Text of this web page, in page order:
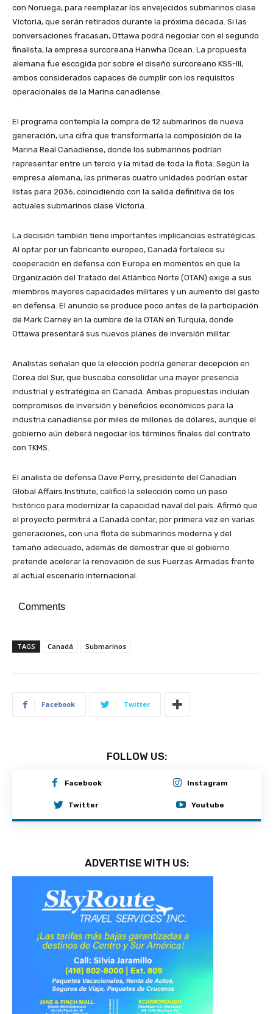
con Noruega, para reemplazar los envejecidos submarinos clase
Victoria, que serán retirados durante la próxima década. Si las
conversaciones fracasan, Ottawa podrá negociar con el segundo
finalista, la empresa surcoreana Hanwha Ocean. La propuesta
alemana fue escogida por sobre el diseño surcoreano KSS-III,
ambos considerados capaces de cumplir con los requisitos
operacionales de la Marina canadiense.
El programa contempla la compra de 12 submarinos de nueva
generación, una cifra que transformaría la composición de la
Marina Real Canadiense, donde los submarinos podrían
representar entre un tercio y la mitad de toda la flota. Según la
empresa alemana, las primeras cuatro unidades podrían estar
listas para 2036, coincidiendo con la salida definitiva de los
actuales submarinos clase Victoria.
La decisión también tiene importantes implicancias estratégicas.
Al optar por un fabricante europeo, Canadá fortalece su
cooperación en defensa con Europa en momentos en que la
Organización del Tratado del Atlántico Norte (OTAN) exige a sus
miembros mayores capacidades militares y un aumento del gasto
en defensa. El anuncio se produce poco antes de la participación
de Mark Carney en la cumbre de la OTAN en Turquía, donde
Ottawa presentará sus nuevos planes de inversión militar.
Analistas señalan que la elección podría generar decepción en
Corea del Sur, que buscaba consolidar una mayor presencia
industrial y estratégica en Canadá. Ambas propuestas incluían
compromisos de inversión y beneficios económicos para la
industria canadiense por miles de millones de dólares, aunque el
gobierno aún deberá negociar los términos finales del contrato
con TKMS.
El analista de defensa Dave Perry, presidente del Canadian
Global Affairs Institute, calificó la selección como un paso
histórico para modernizar la capacidad naval del país. Afirmó que
el proyecto permitirá a Canadá contar, por primera vez en varias
generaciones, con una flota de submarinos moderna y del
tamaño adecuado, además de demostrar que el gobierno
pretende acelerar la renovación de sus Fuerzas Armadas frente
al actual escenario internacional.
Comments
TAGS Canadá Submarinos
Facebook Twitter
FOLLOW US:
Facebook Instagram
Twitter Youtube
ADVERTISE WITH US: